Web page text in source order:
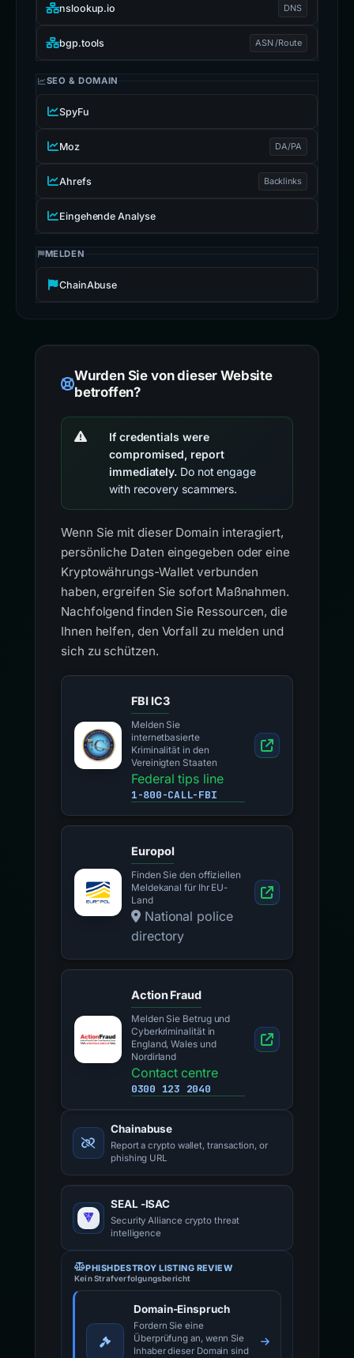
nslookup.io DNS
bgp.tools ASN /Route
SEO & DOMAIN
SpyFu
Moz DA/PA
Ahrefs Backlinks
Eingehende Analyse
MELDEN
ChainAbuse
Wurden Sie von dieser Website
betroffen?
If credentials were
compromised, report
immediately. Do not engage
with recovery scammers.
Wenn Sie mit dieser Domain interagiert,
persönliche Daten eingegeben oder eine
Kryptowährungs-Wallet verbunden
haben, ergreifen Sie sofort Maßnahmen.
Nachfolgend finden Sie Ressourcen, die
Ihnen helfen, den Vorfall zu melden und
sich zu schützen.
FBI IC3
Melden Sie
internetbasierte
Kriminalität in den
Vereinigten Staaten
Federal tips line
1-800-CALL-FBI
Europol
Finden Sie den offiziellen
Meldekanal für Ihr EU-
Land
National police
directory
Action Fraud
Melden Sie Betrug und
Cyberkriminalität in
England, Wales und
Nordirland
Contact centre
0300 123 2040
Chainabuse
Report a crypto wallet, transaction, or
phishing URL
SEAL -ISAC
Security Alliance crypto threat
intelligence
PHISHDESTROY LISTING REVIEW
Kein Strafverfolgungsbericht
Domain-Einspruch
Fordern Sie eine
Überprüfung an, wenn Sie
Inhaber dieser Domain sind